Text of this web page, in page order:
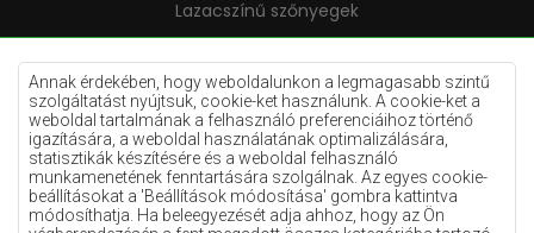
Annak érdekében, hogy weboldalunkon a legmagasabb szintű
szolgáltatást nyújtsuk, cookie-ket használunk. A cookie-ket a
weboldal tartalmának a felhasználó preferenciáihoz történő
igazítására, a weboldal használatának optimalizálására,
statisztikák készítésére és a weboldal felhasználó
munkamenetének fenntartására szolgálnak. Az egyes cookie-
beállításokat a 'Beállítások módosítása' gombra kattintva
módosíthatja. Ha beleegyezését adja ahhoz, hogy az Ön
Lazacszínű szőnyegek
Krémszínű szőnyegek
Lila szőnyegek
Sárga szőnyegek
Mentaszínű szőnyegek
Világoskék szőnyegek
Narancssárga szőnyegek